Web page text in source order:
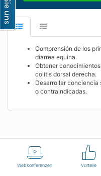
Webkonferenzen Vorteile
Comprensión de los
diarrea equina.
Obtener
colitis dorsal derecha.
Desarrollar conciencia
o contraindicadas.
Deutsch